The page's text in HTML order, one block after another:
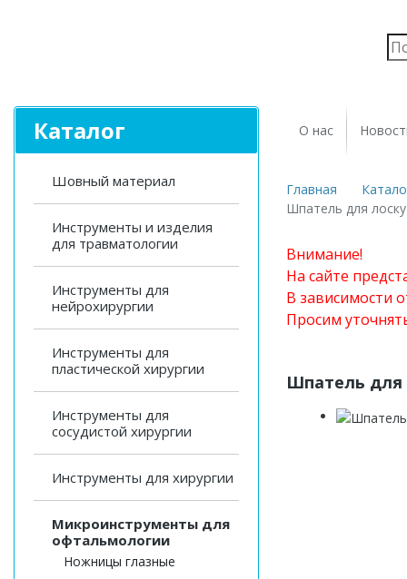
Каталог
Шовный материал
Инструменты и изделия
для травматологии
Инструменты для
нейрохирургии
Инструменты для
пластической хирургии
Инструменты для
сосудистой хирургии
Инструменты для хирургии
Микроинструменты для
офтальмологии
Ножницы глазные
О нас
Главная
Шпатель для
Внимание!
На сайте
В зависимости
Просим
Шпатель для